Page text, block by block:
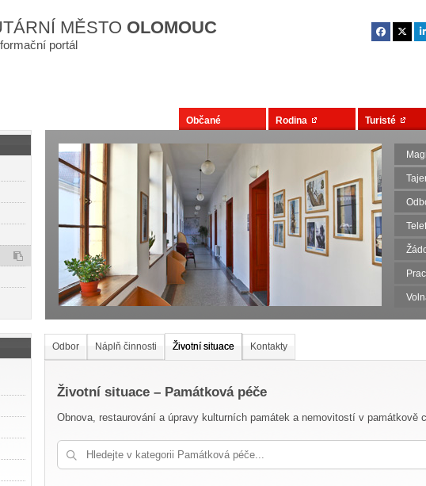
MĚSTO OLOMOUC
portál
Občané Rodina Turisté
Odbor Náplň činnosti Životní situace Kontakty
Životní situace – Památková péče
Obnova, restaurování a úpravy kulturních památek a nemovitostí v památkově